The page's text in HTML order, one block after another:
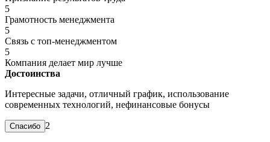
5
Грамотность менеджмента
5
Связь с топ-менеджментом
5
Компания делает мир лучше
Достоинства
Интересные задачи, отличный график, использование
современных технологий, нефинансовые бонусы
2